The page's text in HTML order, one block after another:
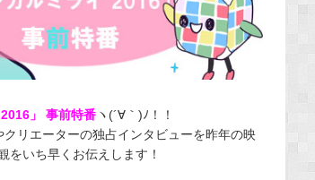
」 事前特番 ヽ(´∀｀)ﾉ！！
リエーターの独占インタビューを昨年の映
をいち早くお伝えします！